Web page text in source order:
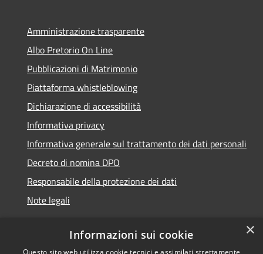
Amministrazione trasparente
Albo Pretorio On Line
Pubblicazioni di Matrimonio
Piattaforma whistleblowing
Dichiarazione di accessibilità
Informativa privacy
Informativa generale sul trattamento dei dati personali
Decreto di nomina DPO
Responsabile della protezione dei dati
Note legali
×
Informazioni sui cookie
Questo sito web utilizza cookie tecnici e assimilati strettamente